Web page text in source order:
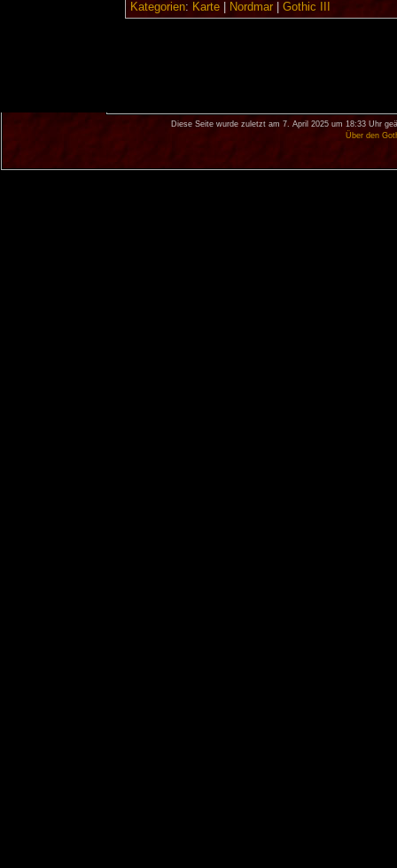
Kategorien: Karte| Nordmar| Gothic III
Diese Seite wurde zuletzt am 7. April 2025 um 18:33 Uhr
Über den